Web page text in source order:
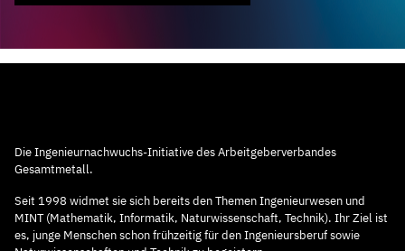
Die Ingenieurnachwuchs-Initiative des Arbeitgeberverbandes
Gesamtmetall.
Seit 1998 widmet sie sich bereits den Themen Ingenieurwesen und
MINT (Mathematik, Informatik, Naturwissenschaft, Technik). Ihr Ziel ist
es, junge Menschen schon frühzeitig für den Ingenieursberuf sowie